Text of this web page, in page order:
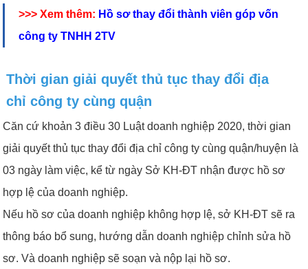
>>> Xem thêm: Hồ sơ thay đổi thành viên góp vốn
công ty TNHH 2TV
Thời gian giải quyết thủ tục thay đổi địa
chỉ công ty cùng quận
Căn cứ khoản 3 điều 30 Luật doanh nghiệp 2020, thời gian
giải quyết thủ tục thay đổi địa chỉ công ty cùng quận/huyện là
03 ngày làm việc, kể từ ngày Sở KH-ĐT nhận được hồ sơ
hợp lệ của doanh nghiệp.
Nếu hồ sơ của doanh nghiệp không hợp lệ, sở KH-ĐT sẽ ra
thông báo bổ sung, hướng dẫn doanh nghiệp chỉnh sửa hồ
sơ. Và doanh nghiệp sẽ soạn và nộp lại hồ sơ.